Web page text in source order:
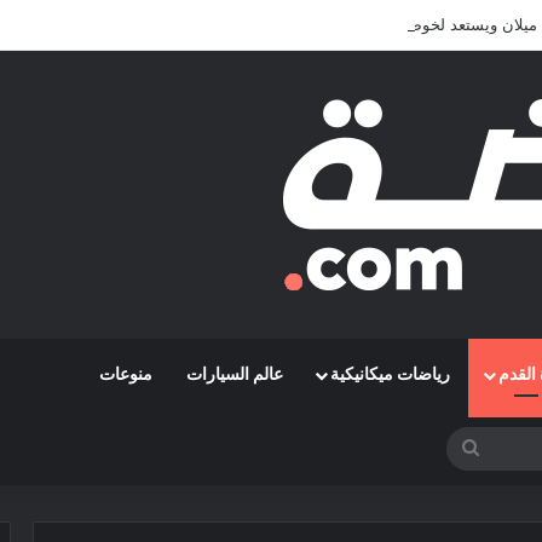
ويستعد لخوض تجربة جديدة خارج أوروبا
القدم رياضات ميكانيكية عالم السيارات منوعات
بحث